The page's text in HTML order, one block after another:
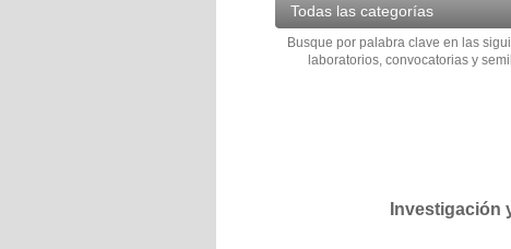
Todas las categorías
Busque por palabra clave en las
laboratorios, convocatorias y
Investigación